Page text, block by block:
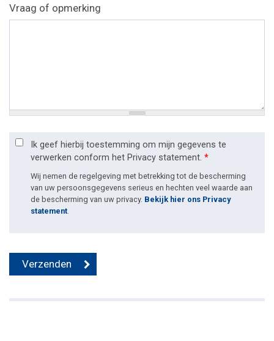
Vraag of opmerking
Ik geef hierbij toestemming om mijn gegevens te
verwerken conform het Privacy statement. *
Wij nemen de regelgeving met betrekking tot de bescherming
van uw persoonsgegevens serieus en hechten veel waarde aan
de bescherming van uw privacy. Bekijk hier ons Privacy
statement.